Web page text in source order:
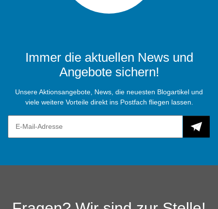
Immer die aktuellen News und
Angebote sichern!
Unsere Aktionsangebote, News, die neuesten Blogartikel und
viele weitere Vorteile direkt ins Postfach fliegen lassen.